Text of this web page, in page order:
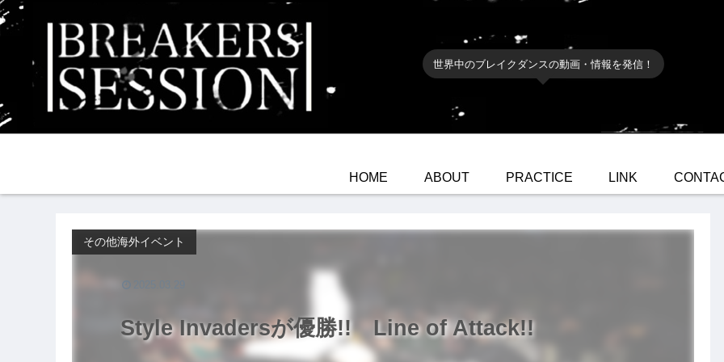
世界中のブレイクダンスの動画・情報を発信！
HOME ABOUT PRACTICE LINK
Style Invadersが優勝!! Line of Attack!!
その他海外イベント